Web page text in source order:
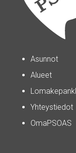
Asunnot
Alueet
Yhteystiedot
OmaPSOAS